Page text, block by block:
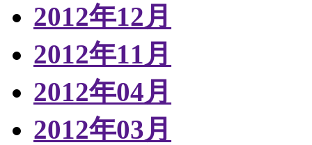
2012年12月
2012年11月
2012年04月
2012年03月